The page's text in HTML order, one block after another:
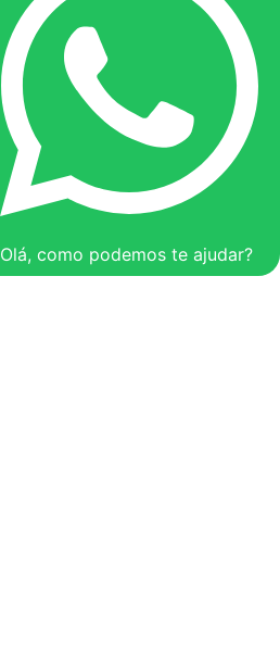
Olá, como podemos te ajudar?